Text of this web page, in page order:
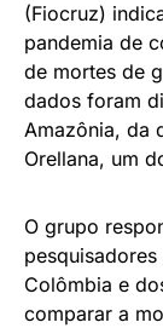
(Fiocruz)
pandemia de
de mortes de
dados foram
Amazônia, da
Orellana, um
O grupo
Colômbia e
comparar a